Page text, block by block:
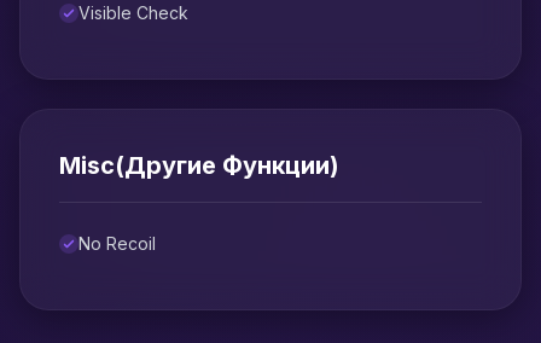
Visible Check
Misc(Другие Функции)
No Recoil